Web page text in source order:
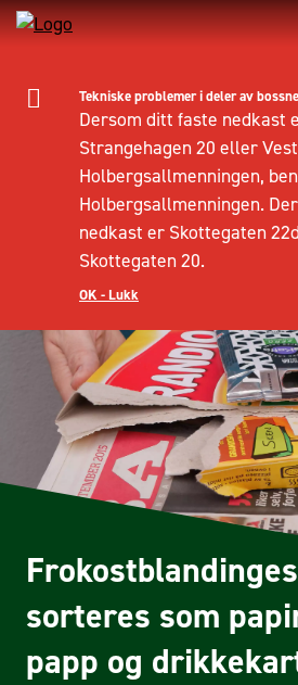
Tekniske problemer i deler av
Dersom ditt faste nedkast
Strangehagen 20 eller
Holbergsallmenningen,
Holbergsallmenningen.
nedkast er Skottegaten
Skottegaten 20.
OK - Lukk
sorteres som
papp og